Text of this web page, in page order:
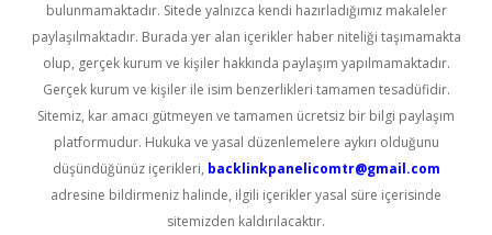
bulunmamaktadır. Sitede yalnızca kendi hazırladığımız makaleler
paylaşılmaktadır. Burada yer alan içerikler haber niteliği taşımamakta
olup, gerçek kurum ve kişiler hakkında paylaşım yapılmamaktadır.
Gerçek kurum ve kişiler ile isim benzerlikleri tamamen tesadüfidir.
Sitemiz, kar amacı gütmeyen ve tamamen ücretsiz bir bilgi paylaşım
platformudur. Hukuka ve yasal düzenlemelere aykırı olduğunu
düşündüğünüz içerikleri, backlinkpanelicomtr@gmail.com
adresine bildirmeniz halinde, ilgili içerikler yasal süre içerisinde
sitemizden kaldırılacaktır.